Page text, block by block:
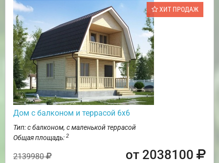
ХИТ ПРОДАЖ
Дом с балконом и террасой 6х6
Тип: с балконом, с маленькой террасой
Общая площадь: 2
2139980 от 2038100